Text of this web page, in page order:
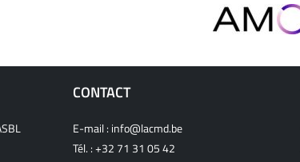
CONTACT
E-mail : info@lacmd.be
Tél. :+32 71 31 05 42